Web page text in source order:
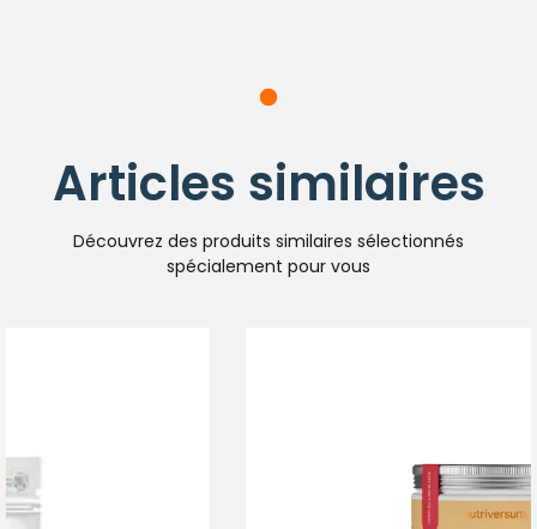
Articles similaires
Découvrez des produits similaires sélectionnés
spécialement pour vous